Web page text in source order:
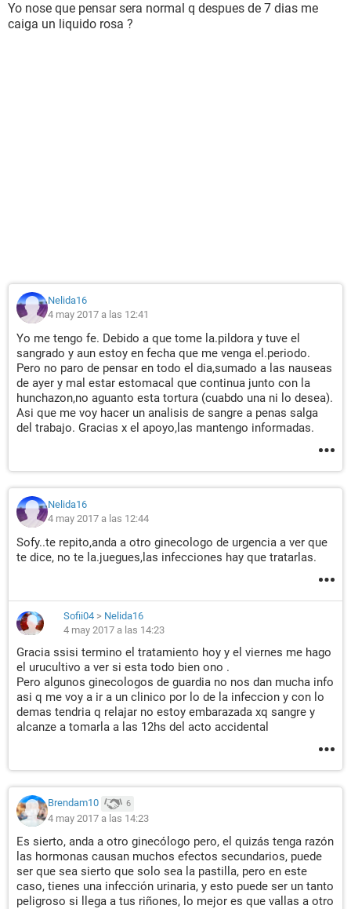
Yo nose que pensar sera normal q despues de 7 dias me
caiga un liquido rosa ?
Nelida16
4 may 2017 a las 12:41
Yo me tengo fe. Debido a que tome la.pildora y tuve el
sangrado y aun estoy en fecha que me venga el.periodo.
Pero no paro de pensar en todo el dia,sumado a las nauseas
de ayer y mal estar estomacal que continua junto con la
hunchazon,no aguanto esta tortura (cuabdo una ni lo desea).
Asi que me voy hacer un analisis de sangre a penas salga
del trabajo. Gracias x el apoyo,las mantengo informadas.
Nelida16
4 may 2017 a las 12:44
Sofy..te repito,anda a otro ginecologo de urgencia a ver que
te dice, no te la.juegues,las infecciones hay que tratarlas.
Sofii04 > Nelida16
4 may 2017 a las 14:23
Gracia ssisi termino el tratamiento hoy y el viernes me hago
el urucultivo a ver si esta todo bien ono .
Pero algunos ginecologos de guardia no nos dan mucha info
asi q me voy a ir a un clinico por lo de la infeccion y con lo
demas tendria q relajar no estoy embarazada xq sangre y
alcanze a tomarla a las 12hs del acto accidental
Brendam10 6
4 may 2017 a las 14:23
Es sierto, anda a otro ginecólogo pero, el quizás tenga razón
las hormonas causan muchos efectos secundarios, puede
ser que sea sierto que solo sea la pastilla, pero en este
caso, tienes una infección urinaria, y esto puede ser un tanto
peligroso si llega a tus riñones, lo mejor es que vallas a otro